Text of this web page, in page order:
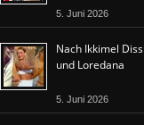
5. Juni 2026
Nach Ikkimel
und Loredana
5. Juni 2026